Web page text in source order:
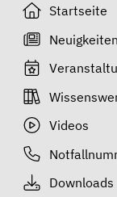
Startseite
Neuigkeiten
Videos
Downloads